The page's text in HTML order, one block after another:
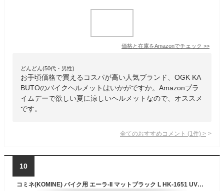
価格と在庫をAmazonでチェック >>
どんどん(50代・男性)
お手頃価格で買えるコスパが高い人気ブランド、OGK KA
BUTOのバイクヘルメットはいかがですか。Amazonプラ
イムデーで欲しい夏に涼しいヘルメットなので、オススメ
です。
全てのおすすめコメント (1 件) >
10
コミネ(KOMINE) バイク用 エーラ-II マットブラック L HK-1651 UVカットシールド 高強度ABSシェル ジェットヘルメット